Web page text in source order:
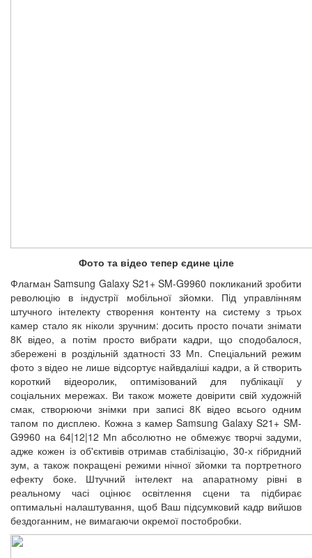
Фото та відео тепер єдине ціле
Флагман Samsung Galaxy S21+ SM-G9960 покликаний зробити
революцію в індустрії мобільної зйомки. Під управлінням
штучного інтелекту створення контенту на систему з трьох
камер стало як ніколи зручним: досить просто почати знімати
8К відео, а потім просто вибрати кадри, що сподобалося,
збережені в роздільній здатності 33 Мп. Спеціальний режим
фото з відео не лише відсортує найвдаліші кадри, а й створить
короткий відеоролик, оптимізований для публікації у
соціальних мережах. Ви також можете довірити свій художній
смак, створюючи знімки при записі 8К відео всього одним
тапом по дисплею. Кожна з камер Samsung Galaxy S21+ SM-
G9960 на 64|12|12 Мп абсолютно не обмежує творчі задуми,
адже кожен із об'єктивів отримав стабілізацію, 30-х гібридний
зум, а також покращені режими нічної зйомки та портретного
ефекту боке. Штучний інтелект на апаратному рівні в
реальному часі оцінює освітлення сцени та підбирає
оптимальні налаштування, щоб Ваш підсумковий кадр вийшов
бездоганним, не вимагаючи окремої постобробки.